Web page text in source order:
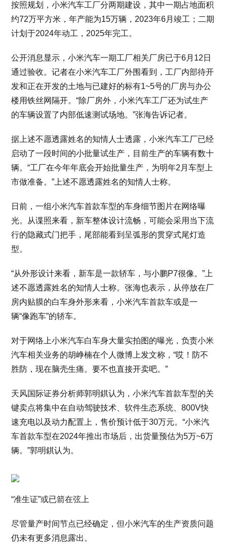
按照规划，小米汽车工厂分两期建设，其中一期占地面积
约72万平方米，年产能为15万辆，2023年6月竣工；二期
计划于2024年动工，2025年完工。
公开消息显示，小米汽车一期工厂相关厂房已于6月12日
通过验收。记者在小米汽车工厂外围看到，工厂内部待开
发和正在开发的土地与已建好的标有1~5号的厂房与办公
楼用铁丝网隔开。“除厂房外，小米汽车工厂还为试生产
的车辆设置了内部低速测试场地。”张海告诉记者。
据上述不愿透露姓名的知情人士透露，小米汽车工厂已经
启动了一段时间的小批量试生产，目前生产的车辆有数十
辆。“工厂在今年年底会开始批量生产，为明年2月车型上
市做准备。”上述不愿透露姓名的知情人士称。
日前，一组小米汽车首款车型的车身细节图片在网络曝
光。从谍照来看，新车整体设计流畅，可能会采用当下流
行的隐藏式门把手，尾部能看到呈弧形的贯穿式尾灯造
型。
“从外形设计来看，新车是一款轿车，与小鹏P7很像。”上
述不愿透露姓名的知情人士称。张海也表示，从停放在厂
房内贴膜的白车身外形来看，小米汽车首款车或是一
辆“像跑车”的轿车。
对于网络上小米汽车白车身大量实拍图的曝光，负责小米
汽车相关业务的胡峥楠在个人微博上发文称，“哎！防不
胜防，现在脑壳生痛。要不也直接开卖吧。”
天风国际证券分析师郭明錤认为，小米汽车首款车型的关
键卖点将集中在自动驾驶技术、软件生态系统、800V快
速充电以及动力配置上，售价预计低于30万元。“小米汽
车首款车型在2024年推出市场后，出货量预估为5万~6万
辆。”郭明錤认为。
“准生证”或已箭在弦上
尽管量产时间节点已经确定，但小米汽车的生产资质问题
仍未有更多消息露出。